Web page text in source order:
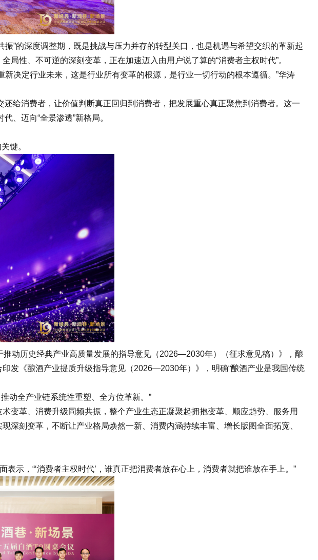
的深度调整期，既是挑战与压力并存的转型关口，也是机遇与希望交织的革新起
性、不可逆的深刻变革，正在加速迈入由用户说了算的“消费者主权时代”。
定行业未来，这是行业所有变革的根源，是行业一切行动的根本遵循。”华涛
给消费者，让价值判断真正回归到消费者，把发展重心真正聚焦到消费者。这一
、迈向“全景渗透”新格局。
键。
历史经典产业高质量发展的指导意见（2026—2030年）（征求意见稿）》，酿
发《酿酒产业提质升级指导意见（2026—2030年）》，明确“酿酒产业是我国传统
动全产业链系统性重塑、全方位革新。”
革、消费升级同频共振，整个产业生态正凝聚起拥抱变革、顺应趋势、服务用
深刻变革，不断让产业格局焕然一新、消费内涵持续丰富、增长版图全面拓宽、
，“‘消费者主权时代’，谁真正把消费者放在心上，消费者就把谁放在手上。”